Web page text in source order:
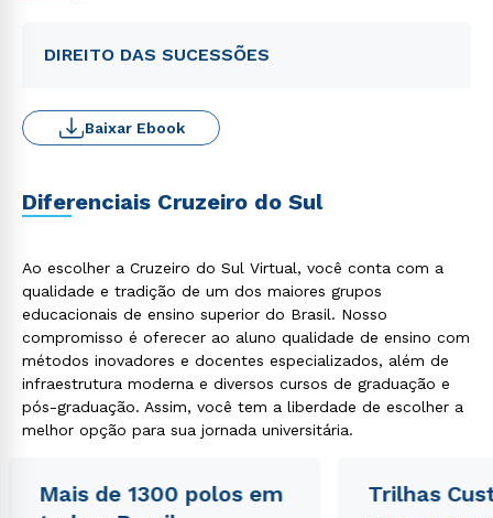
DIREITO DAS SUCESSÕES
Baixar Ebook
Diferenciais Cruzeiro do Sul
Ao escolher a Cruzeiro do Sul Virtual, você conta com a
qualidade e tradição de um dos maiores grupos
educacionais de ensino superior do Brasil. Nosso
compromisso é oferecer ao aluno qualidade de ensino com
métodos inovadores e docentes especializados, além de
infraestrutura moderna e diversos cursos de graduação e
pós-graduação. Assim, você tem a liberdade de escolher a
melhor opção para sua jornada universitária.
Mais de 1300 polos em
Trilhas
Rápido e fácil
WhatsApp